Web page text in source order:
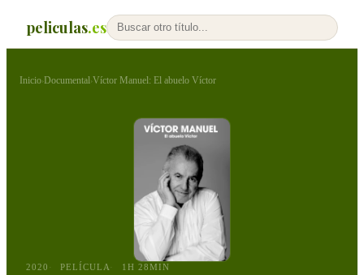
peliculas.es
Inicio›Documental›Víctor Manuel: El abuelo Víctor
2020 PELÍCULA 1H 28MIN